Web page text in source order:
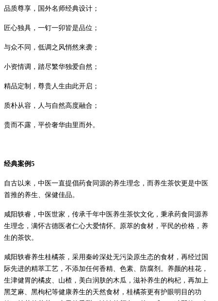
品质尊享，国外名师经典设计；
匠心独具，一钉一卯皆是品位；
与众不同，低调之风悄然来袭；
小资情调，踏尽繁华独爱自然；
精品定制，尊贵人生由此开启；
质朴从容，人与自然高度融合；
贵而不露，平价奢华由里而外。
经典案例5
自古以来，中医一直提倡药食同源的养生理念，而养生茶饮更是中医
首推的养生、保健佳品。
咸阳轶睿，中医世家，传承千年中医养生茶饮文化，秉承药食同源养
生理念，满怀古德医者仁心大爱情怀。原萃的食材，平民的价格，养
生的茶饮。
咸阳轶睿养生桂橘茶，采用秦岭深处无污染原生态的食材，再经过国
际先进的精萃工艺，不添加任何香精、色素、防腐剂。养颜的桂花，
生津健胃的橘皮、山楂，美白润肤的木瓜，滋补养生的枸杞，再加上
黑芝麻、黑枸杞等健康养生的天然食材，桂橘茶更有护眼明目的功